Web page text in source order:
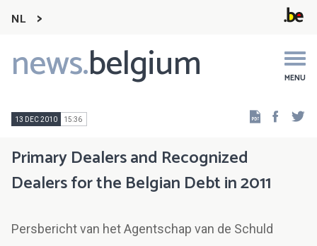
NL
news.belgium MENU
Main
navigation
13 DEC 2010 15:36
Primary Dealers and Recognized
Dealers for the Belgian Debt in 2011
Persbericht van het Agentschap van de Schuld